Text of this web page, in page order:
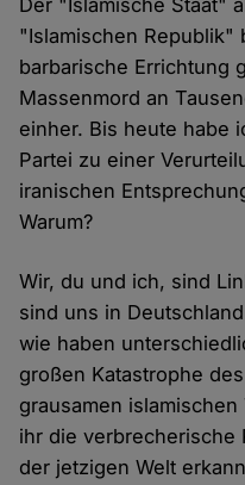
Der "Islamische Staat"
"Islamischen Republik"
barbarische Errichtung
Massenmord an
einher. Bis heute habe
Partei zu einer
iranischen
Warum?
Wir, du und ich, sind
sind uns in
wie haben
großen Katastrophe
grausamen
ihr die verbrecherische
der jetzigen Welt